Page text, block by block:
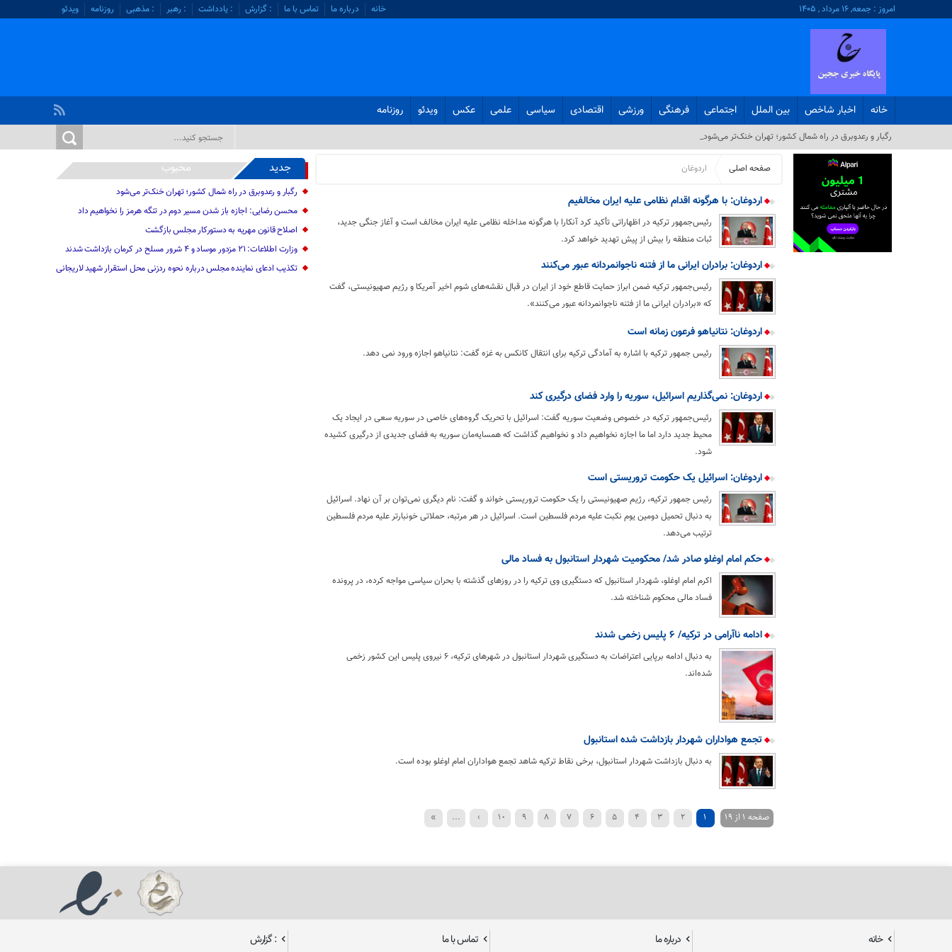
امروز : جمعه, ۱۶ مرداد , ۱۴۰۵ خانه درباره ما تماس با ما : گزارش : یادداشت : رهبر : مذهبی روزنامه ویدئو
خانه اخبار شاخص بین الملل اجتماعی فرهنگی ورزشی اقتصادی سیاسی علمی عکس ویدئو روزنامه
رگبار و رعدوبرق در راه شمال کشور؛ تهران خنک‌تر می‌شود_
صفحه اصلی اردوغان
اردوغان: با هرگونه اقدام نظامی علیه ایران مخالفیم
رئیس‌جمهور ترکیه در اظهاراتی تأکید کرد آنکارا با هرگونه مداخله نظامی علیه ایران مخالف است و آغاز جنگی جدید،
ثبات منطقه را بیش از پیش تهدید خواهد کرد.
اردوغان: برادران ایرانی ما از فتنه ناجوانمردانه عبور می‌کنند
رئیس‌جمهور ترکیه ضمن ابراز حمایت قاطع خود از ایران در قبال نقشه‌های شوم اخیر آمریکا و رژیم صهیونیستی، گفت
که «برادران ایرانی ما از فتنه ناجوانمردانه عبور می‌کنند».
اردوغان: نتانیاهو فرعون زمانه است
رئیس جمهور ترکیه با اشاره به آمادگی ترکیه برای انتقال کانکس به غزه گفت: نتانیاهو اجازه ورود نمی دهد.
اردوغان: نمی‌گذاریم اسرائیل، سوریه را وارد فضای درگیری کند
رئیس‌جمهور ترکیه در خصوص وضعیت سوریه گفت: اسرائیل با تحریک گروه‌های خاصی در سوریه سعی در ایجاد یک
محیط جدید دارد اما ما اجازه نخواهیم داد و نخواهیم گذاشت که همسایه‌مان سوریه به فضای جدیدی از درگیری کشیده
شود.
اردوغان: اسرائیل یک حکومت تروریستی است
رئیس جمهور ترکیه، رژیم صهیونیستی را یک حکومت تروریستی خواند و گفت: نام دیگری نمی‌توان بر آن نهاد. اسرائیل
به دنبال تحمیل دومین یوم نکبت علیه مردم فلسطین است. اسرائیل در هر مرتبه، حملاتی خونبارتر علیه مردم فلسطین
ترتیب می‌دهد.
حکم امام اوغلو صادر شد/ محکومیت شهردار استانبول به فساد مالی
اکرم امام اوغلو، شهردار استانبول که دستگیری‌ وی ترکیه را در روزهای گذشته با بحران سیاسی مواجه کرده، در پرونده
فساد مالی محکوم شناخته شد.
ادامه ناآرامی در ترکیه/ ۶ پلیس زخمی شدند
به دنبال ادامه برپایی اعتراضات به دستگیری شهردار استانبول در شهرهای ترکیه، ۶ نیروی پلیس این کشور زخمی
شده‌اند.
تجمع هواداران شهردار بازداشت شده استانبول
به دنبال بازداشت شهردار استانبول، برخی نقاط ترکیه شاهد تجمع هواداران امام اوغلو بوده است.
صفحه 1 از 19 1
2
3
4
5
6
7
8
9
10
›
...
»
جدید محبوب
رگبار و رعدوبرق در راه شمال کشور؛ تهران خنک‌تر می‌شود
محسن رضایی: اجازه باز شدن مسیر دوم در تنگه هرمز را نخواهیم داد
اصلاح قانون مهریه به دستورکار مجلس بازگشت
وزارت اطلاعات: ۲۱ مزدور موساد و ۴ شرور مسلح در کرمان بازداشت شدند
تکذیب ادعای نماینده مجلس درباره نحوه ردزنی محل استقرار شهید لاریجانی
خانه درباره ما تماس با ما
: گزارش